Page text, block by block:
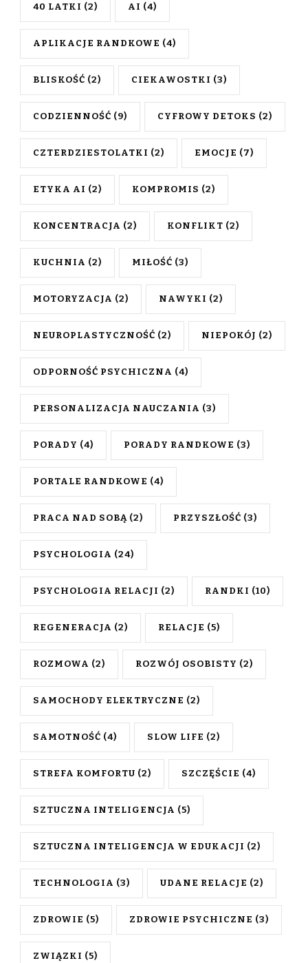
40 LATKI (2) AI (4)
APLIKACJE RANDKOWE (4)
BLISKOŚĆ (2) CIEKAWOSTKI (3)
CODZIENNOŚĆ (9) CYFROWY DETOKS (2)
CZTERDZIESTOLATKI (2) EMOCJE (7)
ETYKA AI (2) KOMPROMIS (2)
KONCENTRACJA (2) KONFLIKT (2)
KUCHNIA (2) MIŁOŚĆ (3)
MOTORYZACJA (2) NAWYKI (2)
NEUROPLASTYCZNOŚĆ (2) NIEPOKÓJ (2)
ODPORNOŚĆ PSYCHICZNA (4)
PERSONALIZACJA NAUCZANIA (3)
PORADY (4) PORADY RANDKOWE (3)
PORTALE RANDKOWE (4)
PRACA NAD SOBĄ (2) PRZYSZŁOŚĆ (3)
PSYCHOLOGIA (24)
PSYCHOLOGIA RELACJI (2) RANDKI (10)
REGENERACJA (2) RELACJE (5)
ROZMOWA (2) ROZWÓJ OSOBISTY (2)
SAMOCHODY ELEKTRYCZNE (2)
SAMOTNOŚĆ (4) SLOW LIFE (2)
STREFA KOMFORTU (2) SZCZĘŚCIE (4)
SZTUCZNA INTELIGENCJA (5)
SZTUCZNA INTELIGENCJA W EDUKACJI (2)
TECHNOLOGIA (3) UDANE RELACJE (2)
ZDROWIE (5) ZDROWIE PSYCHICZNE (3)
ZWIĄZKI (5)